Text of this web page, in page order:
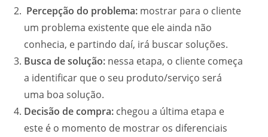
Percepção do problema: mostrar para o cliente
um problema existente que ele ainda não
conhecia, e partindo daí, irá buscar soluções.
Busca de solução: nessa etapa, o cliente começa
a identificar que o seu produto/serviço será
uma boa solução.
Decisão de compra: chegou a última etapa e
este é o momento de mostrar os diferenciais